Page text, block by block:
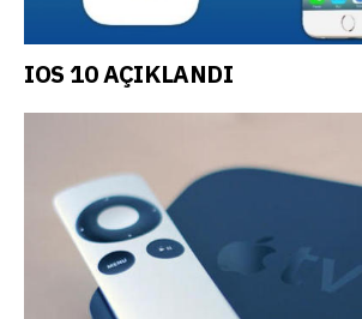
IOS 10 AÇIKLANDI